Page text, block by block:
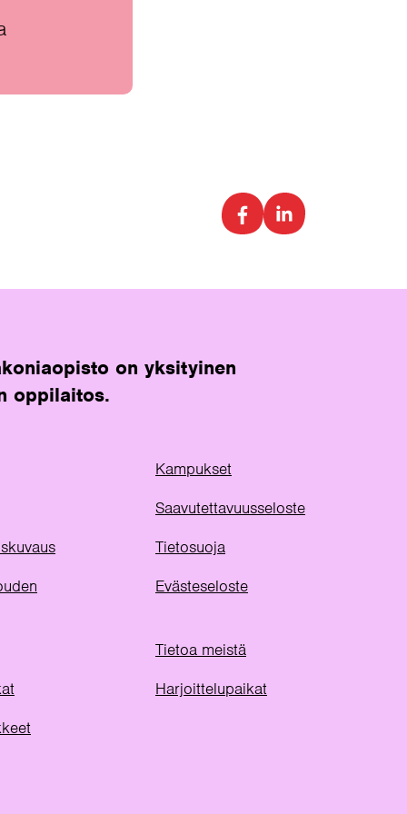
on yksityinen
oppilaitos.
Kampukset
Saavutettavuusseloste
Tietosuoja
Evästeseloste
Tietoa meistä
Harjoittelupaikat